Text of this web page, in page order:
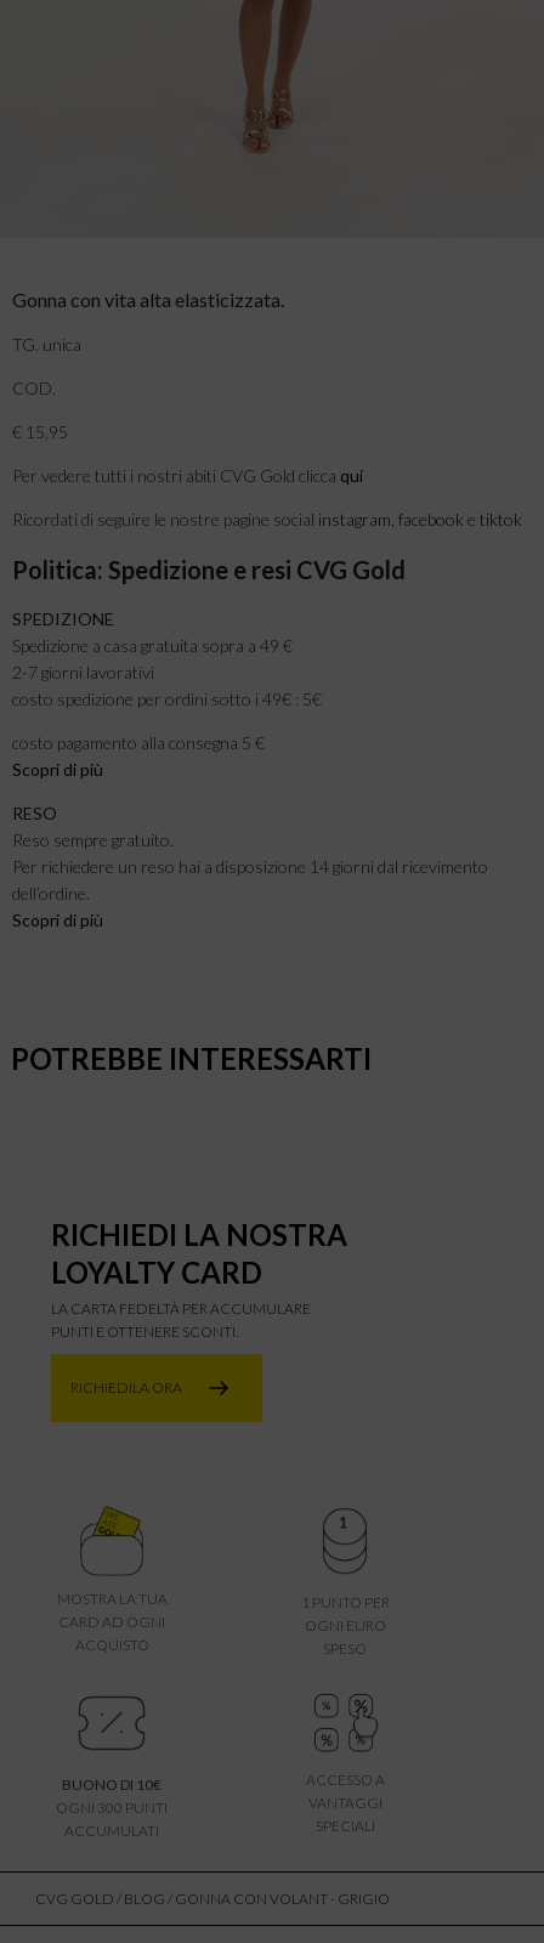
Gonna con vita alta elasticizzata.
TG. unica
COD.
€ 15,95
Per vedere tutti i nostri abiti CVG Gold clicca qui
Ricordati di seguire le nostre pagine social instagram facebook e tiktok
Politica: Spedizione e resi CVG Gold
SPEDIZIONE
Spedizione a casa gratuita sopra a 49 €
2-7 giorni lavorativi
costo spedizione per ordini sotto i 49€ : 5€
costo pagamento alla consegna 5 €
Scopri di più
RESO
Reso sempre gratuito.
Per richiedere un reso hai a disposizione 14 giorni dal ricevimento
dell’ordine.
Scopri di più
POTREBBE INTERESSARTI
RICHIEDI LA NOSTRA
LOYALTY CARD
LA CARTA FEDELTÀ PER ACCUMULARE
PUNTI E OTTENERE SCONTI.
RICHIEDILA ORA
MOSTRA LA TUA
CARD AD OGNI
ACQUISTO
1 PUNTO PER
OGNI EURO
SPESO
BUONO DI 10€
OGNI 300 PUNTI
ACCUMULATI
ACCESSO A
VANTAGGI
SPECIALI
CVG GOLD / BLOG / GONNA CON VOLANT - GRIGIO